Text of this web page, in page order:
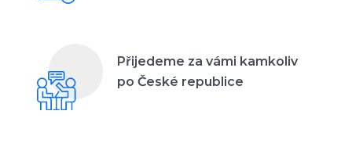
Přijedeme za vámi kamkoliv
po České republice